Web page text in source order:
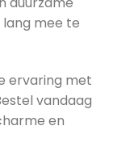
mee te
ervaring met
vandaag
en